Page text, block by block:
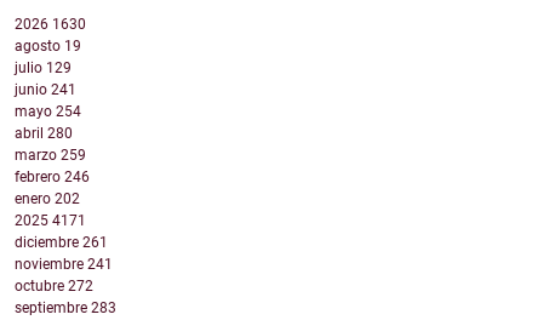
2026 1630
agosto 19
julio 129
junio 241
mayo 254
abril 280
marzo 259
febrero 246
enero 202
2025 4171
diciembre 261
noviembre 241
octubre 272
septiembre 283